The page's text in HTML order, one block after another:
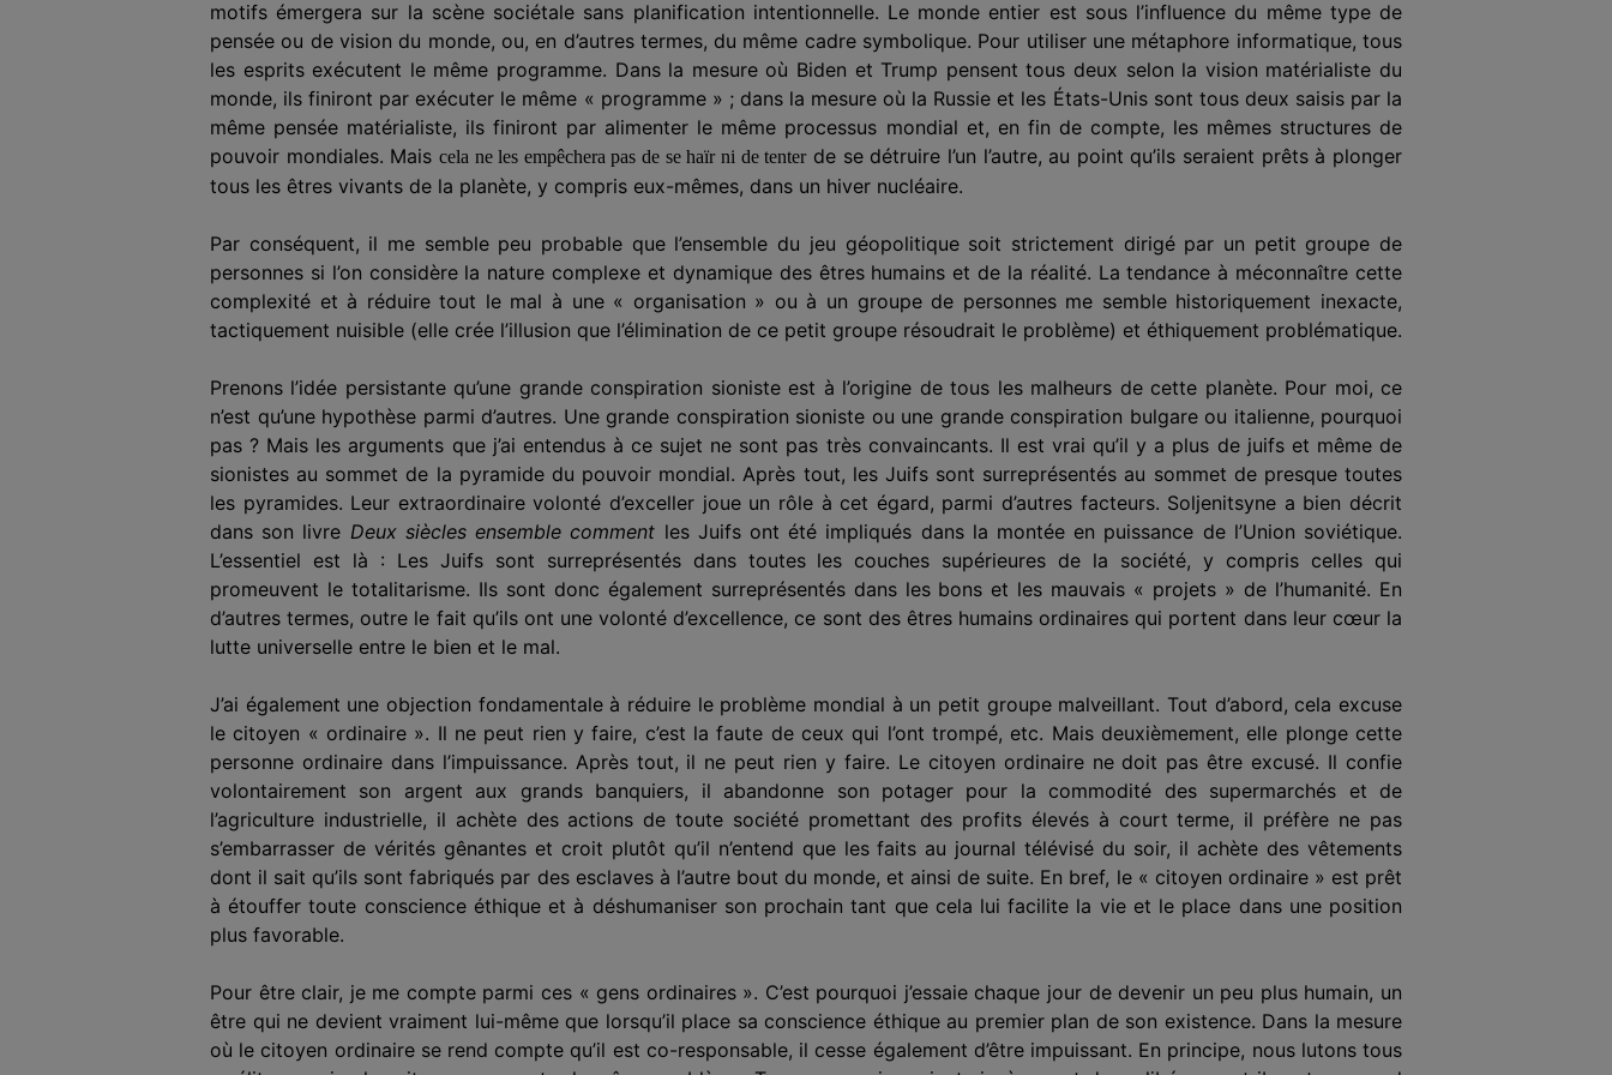
motifs émergera sur la scène sociétale sans planification intentionnelle. Le monde entier est sous l’influence du même type de
pensée ou de vision du monde, ou, en d’autres termes, du même cadre symbolique. Pour utiliser une métaphore informatique, tous
les esprits exécutent le même programme. Dans la mesure où Biden et Trump pensent tous deux selon la vision matérialiste du
monde, ils finiront par exécuter le même « programme » ; dans la mesure où la Russie et les États-Unis sont tous deux saisis par la
même pensée matérialiste, ils finiront par alimenter le même processus mondial et, en fin de compte, les mêmes structures de
pouvoir mondiales. Mais cela ne les empêchera pas de se haïr ni de tenter de se détruire l’un l’autre, au point qu’ils seraient prêts à plonger
tous les êtres vivants de la planète, y compris eux-mêmes, dans un hiver nucléaire.
Par conséquent, il me semble peu probable que l’ensemble du jeu géopolitique soit strictement dirigé par un petit groupe de
personnes si l’on considère la nature complexe et dynamique des êtres humains et de la réalité. La tendance à méconnaître cette
complexité et à réduire tout le mal à une « organisation » ou à un groupe de personnes me semble historiquement inexacte,
tactiquement nuisible (elle crée l’illusion que l’élimination de ce petit groupe résoudrait le problème) et éthiquement problématique.
Prenons l’idée persistante qu’une grande conspiration sioniste est à l’origine de tous les malheurs de cette planète. Pour moi, ce
n’est qu’une hypothèse parmi d’autres. Une grande conspiration sioniste ou une grande conspiration bulgare ou italienne, pourquoi
pas ? Mais les arguments que j’ai entendus à ce sujet ne sont pas très convaincants. Il est vrai qu’il y a plus de juifs et même de
sionistes au sommet de la pyramide du pouvoir mondial. Après tout, les Juifs sont surreprésentés au sommet de presque toutes
les pyramides. Leur extraordinaire volonté d’exceller joue un rôle à cet égard, parmi d’autres facteurs. Soljenitsyne a bien décrit
dans son livre Deux sièclesensemblecomment les Juifs ont été impliqués dans la montée en puissance de l’Union soviétique.
L’essentiel est là : Les Juifs sont surreprésentés dans toutes les couches supérieures de la société, y compris celles qui
promeuvent le totalitarisme. Ils sont donc également surreprésentés dans les bons et les mauvais « projets » de l’humanité. En
d’autres termes, outre le fait qu’ils ont une volonté d’excellence, ce sont des êtres humains ordinaires qui portent dans leur cœur la
lutte universelle entre le bien et le mal.
J’ai également une objection fondamentale à réduire le problème mondial à un petit groupe malveillant. Tout d’abord, cela excuse
le citoyen « ordinaire ». Il ne peut rien y faire, c’est la faute de ceux qui l’ont trompé, etc. Mais deuxièmement, elle plonge cette
personne ordinaire dans l’impuissance. Après tout, il ne peut rien y faire. Le citoyen ordinaire ne doit pas être excusé. Il confie
volontairement son argent aux grands banquiers, il abandonne son potager pour la commodité des supermarchés et de
l’agriculture industrielle, il achète des actions de toute société promettant des profits élevés à court terme, il préfère ne pas
s’embarrasser de vérités gênantes et croit plutôt qu’il n’entend que les faits au journal télévisé du soir, il achète des vêtements
dont il sait qu’ils sont fabriqués par des esclaves à l’autre bout du monde, et ainsi de suite. En bref, le « citoyen ordinaire » est prêt
à étouffer toute conscience éthique et à déshumaniser son prochain tant que cela lui facilite la vie et le place dans une position
plus favorable.
Pour être clair, je me compte parmi ces « gens ordinaires ». C’est pourquoi j’essaie chaque jour de devenir un peu plus humain, un
être qui ne devient vraiment lui-même que lorsqu’il place sa conscience éthique au premier plan de son existence. Dans la mesure
où le citoyen ordinaire se rend compte qu’il est co-responsable, il cesse également d’être impuissant. En principe, nous lutons tous